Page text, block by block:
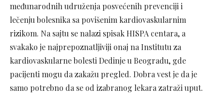
međunarodnih udruženja posvećenih prevenciji i
lečenju bolesnika sa povišenim kardiovaskularnim
rizikom. Na sajtu se nalazi spisak HISPA centara, a
svakako je najprepoznatljiviji onaj na Institutu za
kardiovaskularne bolesti Dedinje u Beogradu, gde
pacijenti mogu da zakažu pregled. Dobra vest je da je
samo potrebno da se od izabranog lekara zatraži uput.